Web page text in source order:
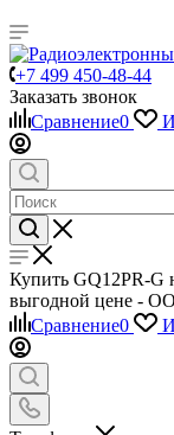
+7 499 450-48-44
Заказать звонок
Сравнение0
Купить GQ12PR-G
выгодной цене -
Сравнение0